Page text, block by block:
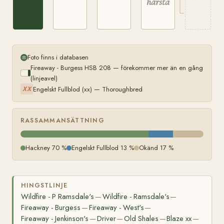
Foto finns i databasen
Fireaway - Burgess HSB 208 — förekommer mer än en gång
(linjeavel)
XX Engelskt Fullblod (xx) — Thoroughbred
RASSAMMANSÄTTNING
Hackney 70 % Engelskt Fullblod 13 % Okänd 17 %
HINGSTLINJE
Wildfire - P Ramsdale's —Wildfire - Ramsdale's—
Fireaway - Burgess —Fireaway - West's—
Fireaway - Jenkinson's —Driver—Old Shales —Blaze xx—